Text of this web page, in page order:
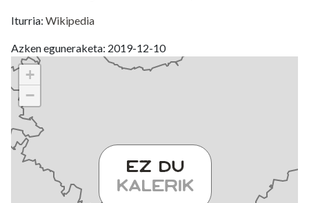
Iturria: Wikipedia
Azken eguneraketa: 2019-12-10
+
−